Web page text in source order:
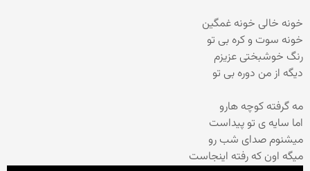
خونه خالی خونه غمگین
خونه سوت و کره بی تو
رنگ خوشبختی عزیزم
دیگه از من دوره بی تو
مه گرفته کوچه هارو
اما سایه ی تو پیداست
میشنوم صدای شب رو
میگه اون که رفته اینجاست